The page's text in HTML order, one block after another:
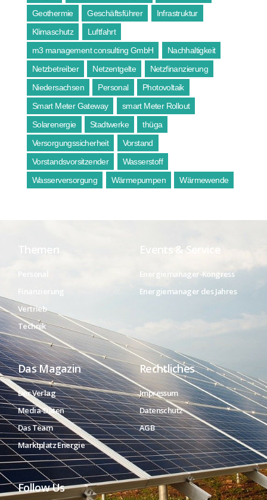
Geothermie
Geschäftsführer
Infrastruktur
Klimaschutz
Luftfahrt
m3 management consulting GmbH
Nachhaltigkeit
Netzbetreiber
Netzentgelte
Netzfinanzierung
Niedersachsen
Personal
Photovoltaik
Smart Meter Gateway
smart Meter Rollout
Solarenergie
Stadtwerke
thüga
Versorgungssicherheit
Vorstand
Vorstandsvorsitzender
Wasserstoff
Wasserversorgung
Wärmepumpen Wärmewende
Themen
Finanzierung
Vertrieb
Technik
Events & Service
Energiemanager-Kongress
Energiemanager des Jahres
Das Magazin
Der Verlag
Media-Daten
Das Team
Marktplatz Energie
Rechtliches
Impressum
Datenschutz
AGB
Follow Us